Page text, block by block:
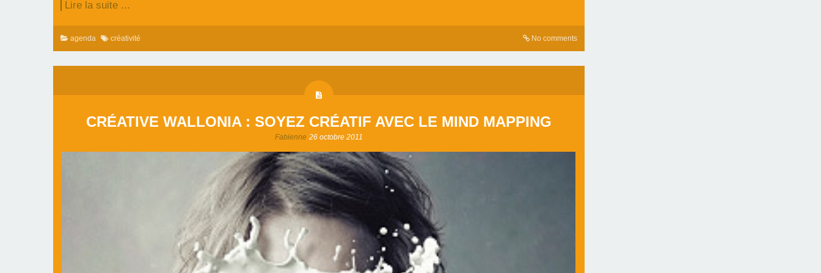
Lire la suite ...
agenda créativité No comments
CRÉATIVE WALLONIA : SOYEZ CRÉATIF AVEC LE MIND MAPPING
Fabienne 26 octobre 2011